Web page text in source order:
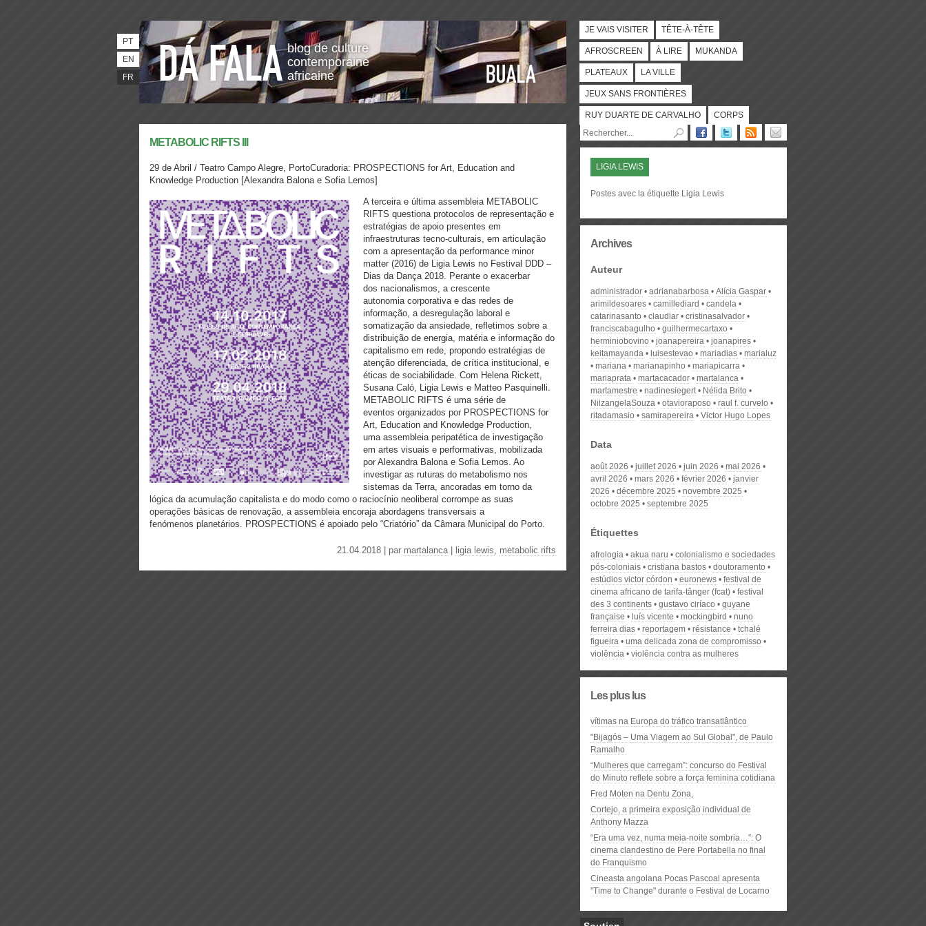
blog de culture
contemporaine
africaine
PT
EN
FR
JE VAIS VISITER TÊTE-À-TÊTE
AFROSCREEN À LIRE MUKANDA
PLATEAUX LA VILLE
JEUX SANS FRONTIÈRES
RUY DUARTE DE CARVALHO CORPS
METABOLIC RIFTS III
29 de Abril / Teatro Campo Alegre, PortoCuradoria: PROSPECTIONS for Art, Education and
Knowledge Production [Alexandra Balona e Sofia Lemos]
A terceira e última assembleia METABOLIC
RIFTS questiona protocolos de representação e
estratégias de apoio presentes em
infraestruturas tecno-culturais, em articulação
com a apresentação da performance minor
matter (2016) de Ligia Lewis no Festival DDD –
Dias da Dança 2018. Perante o exacerbar
dos nacionalismos, a crescente
autonomia corporativa e das redes de
informação, a desregulação laboral e
somatização da ansiedade, refletimos sobre a
distribuição de energia, matéria e informação do
capitalismo em rede, propondo estratégias de
atenção diferenciada, de crítica institucional, e
éticas de sociabilidade. Com Helena Rickett,
Susana Caló, Ligia Lewis e Matteo Pasquinelli.
METABOLIC RIFTS é uma série de
eventos organizados por PROSPECTIONS for
Art, Education and Knowledge Production,
uma assembleia peripatética de investigação
em artes visuais e performativas, mobilizada
por Alexandra Balona e Sofia Lemos. Ao
investigar as ruturas do metabolismo nos
sistemas da Terra, ancoradas em torno da
lógica da acumulação capitalista e do modo como o raciocínio neoliberal corrompe as suas
operações básicas de renovação, a assembleia encoraja abordagens transversais a
fenómenos planetários. PROSPECTIONS é apoiado pelo “Criatório” da Câmara Municipal do Porto.
21.04.2018 | par martalanca| ligia lewis, metabolic rifts
LIGIA LEWIS
Postes avec la étiquette Ligia Lewis
Archives
Auteur
administrador adrianabarbosa
Alícia Gaspar
arimildesoares
camillediard
candela
catarinasanto
claudiar
cristinasalvador
franciscabagulho
guilhermecartaxo
herminiobovino
joanapereira
joanapires
keitamayanda
luisestevao mariadias
marialuz
mariana
marianapinho
mariapicarra
mariaprata
martacacador
martalanca
martamestre
nadinesiegert
Nélida Brito
NilzangelaSouza
otavioraposo
raul f. curvelo
ritadamasio
samirapereira Victor Hugo Lopes
Data
août 2026 juillet 2026 juin 2026
mai 2026
avril 2026
mars 2026 février 2026
janvier
2026
décembre 2025
novembre 2025
octobre 2025
septembre 2025
Étiquettes
afrologia akua naru
colonialismo e sociedades
pós-coloniais
cristiana bastos
doutoramento
estúdios victor córdon
euronews
festival de
cinema africano de tarifa-tânger (fcat)
festival
des 3 continents
gustavo ciríaco
guyane
française
luís vicente mockingbird
nuno
ferreira dias
reportagem résistance
tchalé
figueira
uma delicada zona de compromisso
violência
violência contra as mulheres
Les plus lus
vítimas na Europa do tráfico transatlântico
"Bijagós – Uma Viagem ao Sul Global", de Paulo
Ramalho
“Mulheres que carregam”: concurso do Festival
do Minuto reflete sobre a força feminina cotidiana
Fred Moten na Dentu Zona,
Cortejo, a primeira exposição individual de
Anthony Mazza
“Era uma vez, numa meia-noite sombria…”: O
cinema clandestino de Pere Portabella no final
do Franquismo
Cineasta angolana Pocas Pascoal apresenta
"Time to Change" durante o Festival de Locarno